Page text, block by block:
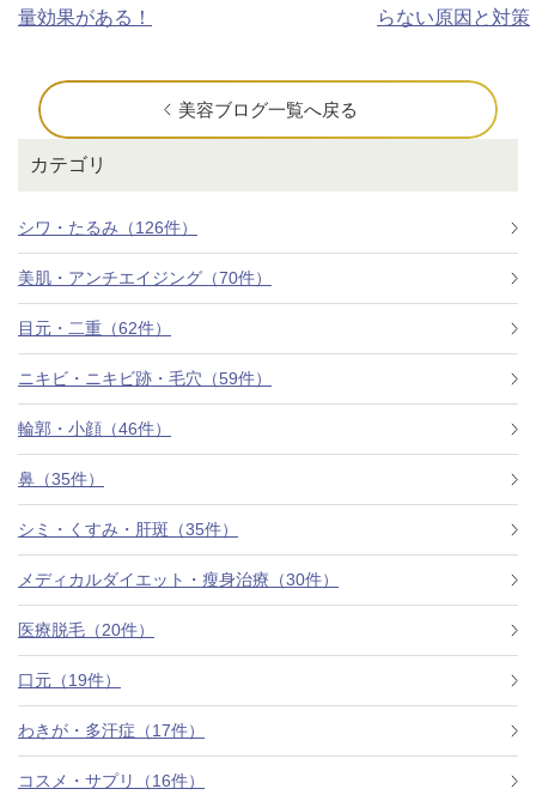
カテゴリ
シワ・たるみ（126件）
美肌・アンチエイジング（70件）
目元・二重（62件）
ニキビ・ニキビ跡・毛穴（59件）
輪郭・小顔（46件）
鼻（35件）
シミ・くすみ・肝斑（35件）
メディカルダイエット・瘦身治療（30件）
医療脱毛（20件）
口元（19件）
わきが・多汗症（17件）
コスメ・サプリ（16件）
量効果がある！
らない原因と対策
美容ブログ一覧へ戻る